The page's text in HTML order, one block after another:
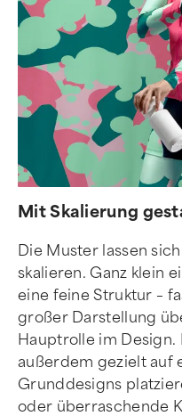
Mit Skalierung
Die Muster lassen
skalieren. Ganz klein
eine feine Struktur –
großer Darstellung
Hauptrolle im Design.
außerdem gezielt auf
Grunddesigns
oder überraschende